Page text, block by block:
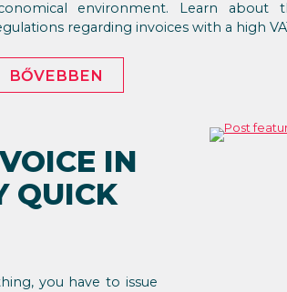
environment. Learn
regarding invoices with a high
BŐVEBBEN
IN
QUICK
you have to issue